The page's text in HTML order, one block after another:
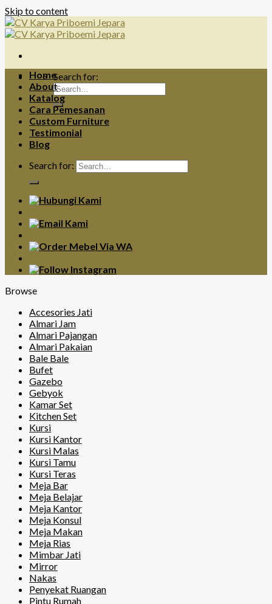
Skip to content
Search for:
Home
About
Katalog
Cara Pemesanan
Custom Furniture
Testimonial
Blog
Search for:
Browse
Accesories Jati
Almari Jam
Almari Pajangan
Almari Pakaian
Bale Bale
Bufet
Gazebo
Gebyok
Kamar Set
Kitchen Set
Kursi
Kursi Kantor
Kursi Malas
Kursi Tamu
Kursi Teras
Meja Bar
Meja Belajar
Meja Kantor
Meja Konsul
Meja Makan
Meja Rias
Mimbar Jati
Mirror
Nakas
Penyekat Ruangan
Pintu Rumah